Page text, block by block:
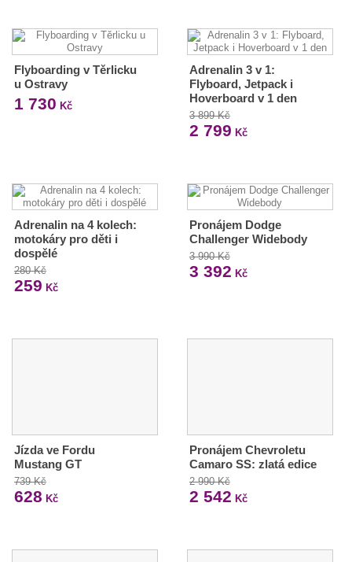
Flyboarding v Těrlicku
u Ostravy
1 730 Kč
Adrenalin 3 v 1:
Flyboard, Jetpack i
Hoverboard v 1 den
3 899 Kč
2 799 Kč
Adrenalin na 4 kolech:
motokáry pro děti i
dospělé
280 Kč
259 Kč
Pronájem Dodge
Challenger Widebody
3 990 Kč
3 392 Kč
Jízda ve Fordu
Mustang GT
739 Kč
628 Kč
Pronájem Chevroletu
Camaro SS: zlatá edice
2 990 Kč
2 542 Kč